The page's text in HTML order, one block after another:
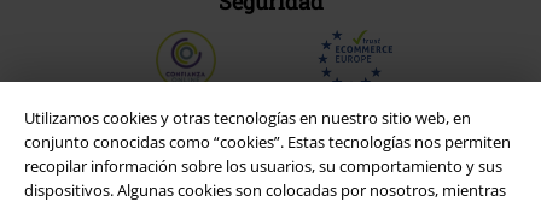
Utilizamos cookies y otras tecnologías en nuestro sitio web, en
conjunto conocidas como “cookies”. Estas tecnologías nos permiten
recopilar información sobre los usuarios, su comportamiento y sus
dispositivos. Algunas cookies son colocadas por nosotros, mientras